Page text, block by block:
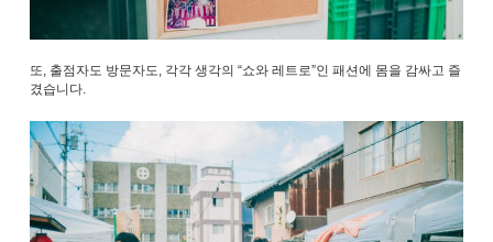
또, 출점자도 방문자도, 각각 생각의 “쇼와 레트로”인 패션에 몸을 감싸고 즐
겼습니다.